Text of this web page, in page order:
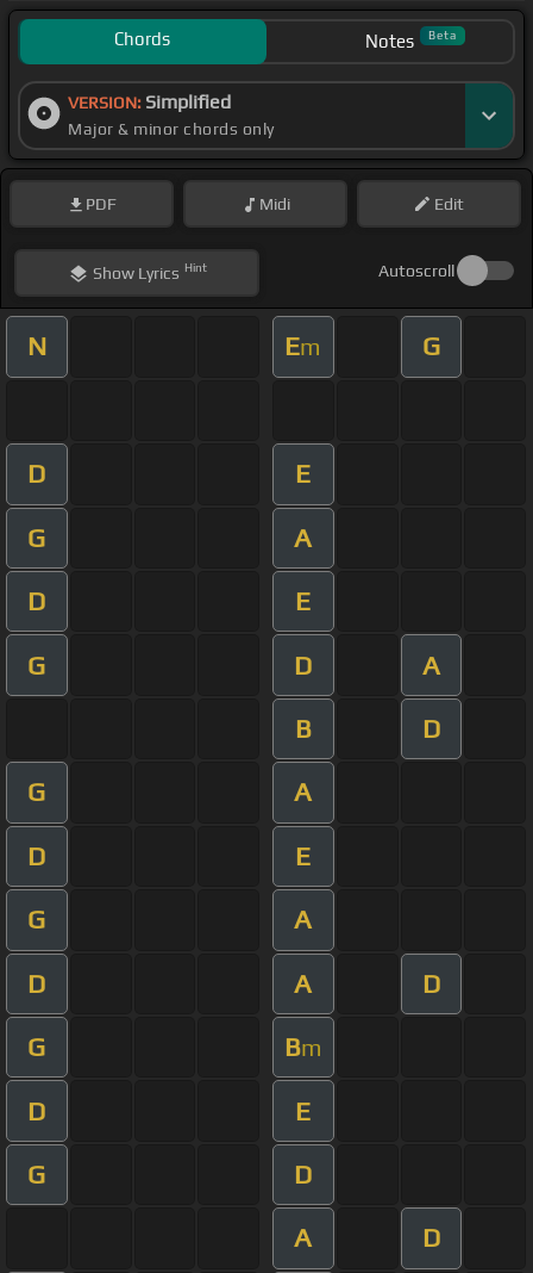
Chords Notes Beta
VERSION: Simplified
Major & minor chords only
PDF Midi Edit
ShowLyrics Hint Autoscroll
N Em G
D E
G A
D E
G D A
B D
G A
D E
G A
D A D
G Bm
D E
G D
A D